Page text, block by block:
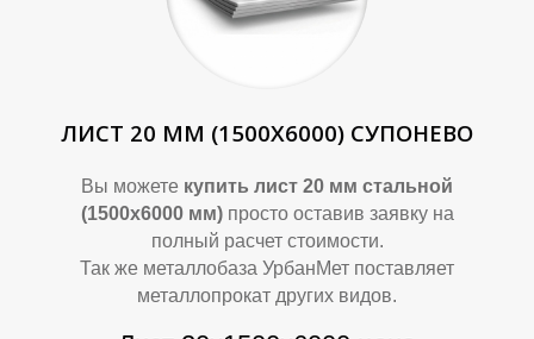
ЛИСТ 20 ММ (1500Х6000) СУПОНЕВО
Вы можете купить лист 20 мм стальной
(1500х6000 мм) просто оставив заявку на
полный расчет стоимости.
Так же металлобаза УрбанМет поставляет
металлопрокат других видов.